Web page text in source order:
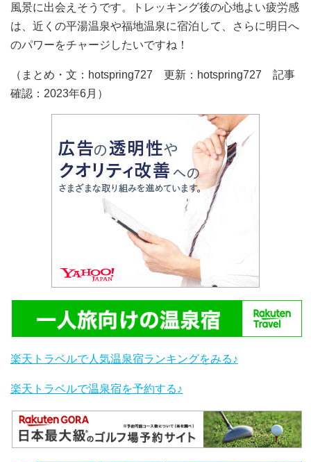
風景に出会えそうです。トレッキング後の心地よい疲労感
は、近くの平湯温泉や福地温泉に宿泊して、さらに明日へ
のパワーをチャージしたいですね！
（まとめ・文：hotspring727 更新：hotspring727 記事
確認：2023年6月）
楽天トラベルで人気温泉宿ランキングをみる♪
楽天トラベルで温泉宿を予約する♪